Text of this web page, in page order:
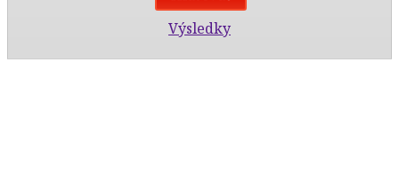
Výsledky